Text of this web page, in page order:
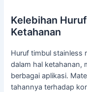
Kelebihan
Ketahanan
Huruf timbul stainless
dalam hal ketahanan,
berbagai aplikasi.
tahannya terhadap